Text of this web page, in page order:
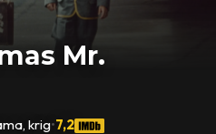
Mr.
krig•7,2